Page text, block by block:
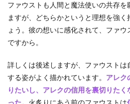
ファウストも人間と魔法使いの共存
ますが、どちらかというと理想を強
ょう。彼の想いに感化されて、ファ
ですから。
詳しくは後述しますが、ファウストは
する姿がよく描かれています。 アレク
りたいし、アレクの信用を裏切りた